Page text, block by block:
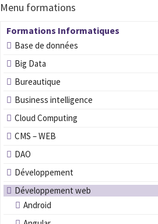
Menu formations
Formations Informatiques
Base de données
Big Data
Bureautique
Business intelligence
Cloud Computing
CMS – WEB
DAO
Développement
Développement web
Android